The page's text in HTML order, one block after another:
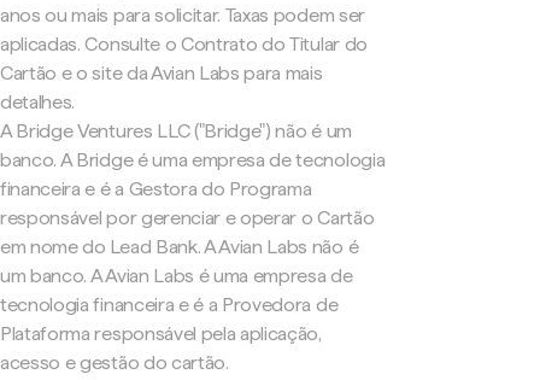
anos ou mais para solicitar. Taxas podem ser
aplicadas. Consulte o Contrato do Titular do
Cartão e o site da Avian Labs para mais
detalhes.
A Bridge Ventures LLC ("Bridge") não é um
banco. A Bridge é uma empresa de tecnologia
financeira e é a Gestora do Programa
responsável por gerenciar e operar o Cartão
em nome do Lead Bank. A Avian Labs não é
um banco. A Avian Labs é uma empresa de
tecnologia financeira e é a Provedora de
Plataforma responsável pela aplicação,
acesso e gestão do cartão.